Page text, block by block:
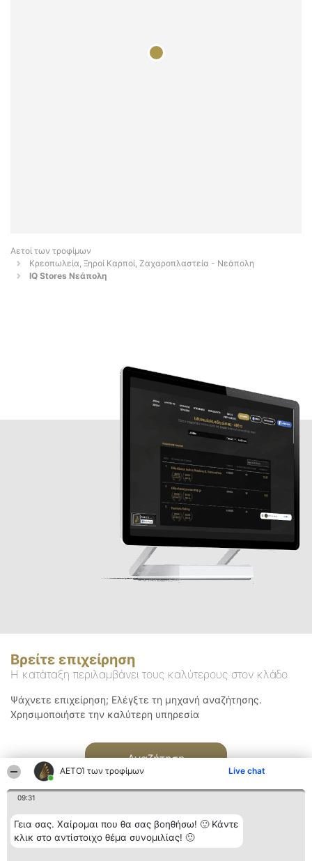
ΑΕΤΟΊ των τροφίμων Live chat
09:31
Γεια σας. Χαίρομαι που θα σας βοηθήσω! 🙂 Κάντε
κλικ στο αντίστοιχο θέμα συνομιλίας! 🙂
Αετοί των τροφίμων
Κρεοπωλεία, Ξηροί Καρποί, Ζαχαροπλαστεία - Νεάπολη
IQ Stores Νεάπολη
Βρείτε επιχείρηση
Η κατάταξη περιλαμβάνει τους καλύτερους στον κλάδο
Ψάχνετε επιχείρηση; Ελέγξτε τη μηχανή αναζήτησης.
Χρησιμοποιήστε την καλύτερη υπηρεσία
Αναζήτηση